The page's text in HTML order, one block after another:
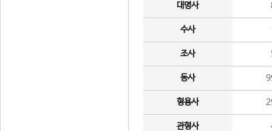
대명사
수사
조사
동사
형용사
관형사